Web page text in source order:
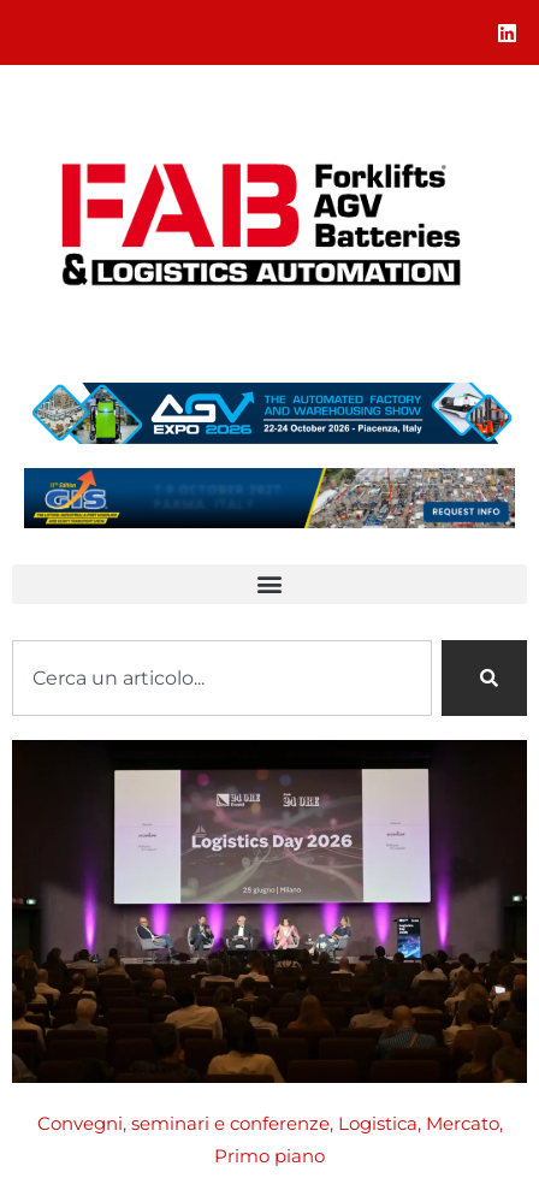
Convegni, seminari e conferenze, Logistica, Mercato,
Primo piano